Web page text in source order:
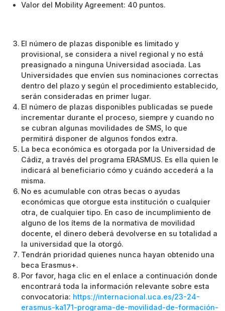
Valor del Mobility Agreement: 40 puntos.
El número de plazas disponible es limitado y
provisional, se considera a nivel regional y no está
preasignado a ninguna Universidad asociada. Las
Universidades que envíen sus nominaciones correctas
dentro del plazo y según el procedimiento establecido,
serán consideradas en primer lugar.
El número de plazas disponibles publicadas se puede
incrementar durante el proceso, siempre y cuando no
se cubran algunas movilidades de SMS, lo que
permitirá disponer de algunos fondos extra.
La beca económica es otorgada por la Universidad de
Cádiz, a través del programa ERASMUS. Es ella quien le
indicará al beneficiario cómo y cuándo accederá a la
misma.
No es acumulable con otras becas o ayudas
económicas que otorgue esta institución o cualquier
otra, de cualquier tipo. En caso de incumplimiento de
alguno de los ítems de la normativa de movilidad
docente, el dinero deberá devolverse en su totalidad a
la universidad que la otorgó.
Tendrán prioridad quienes nunca hayan obtenido una
beca Erasmus+.
Por favor, haga clic en el enlace a continuación donde
encontrará toda la información relevante sobre esta
convocatoria: https://internacional.uca.es/23-24-
erasmus-ka171-programa-de-movilidad-de-formación-